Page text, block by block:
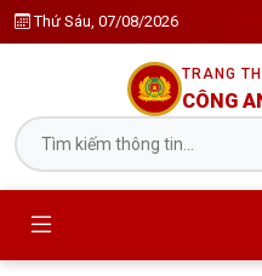
Thứ Sáu, 07/08/2026
TRANG
CÔNG